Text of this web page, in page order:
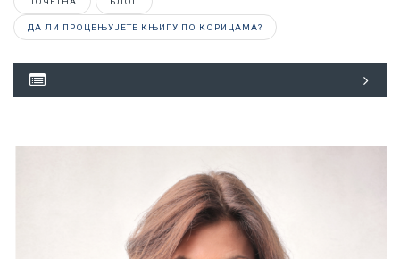
ДА ЛИ ПРОЦЕЊУЈЕТЕ КЊИГУ ПО КОРИЦАМА?